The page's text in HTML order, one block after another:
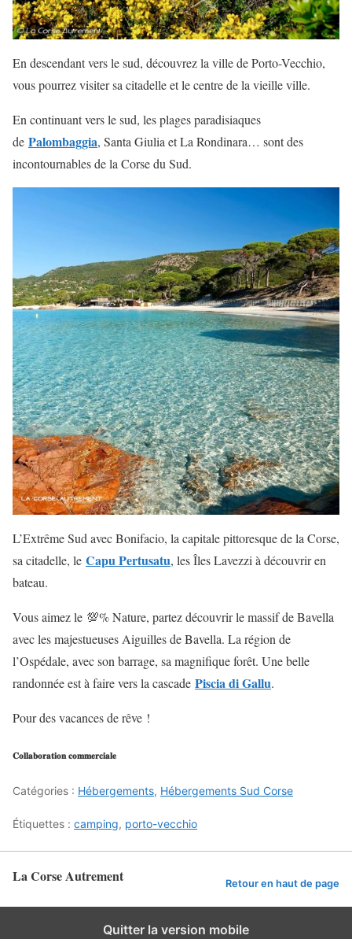
En descendant vers le sud, découvrez la ville de Porto-Vecchio,
vous pourrez visiter sa citadelle et le centre de la vieille ville.
En continuant vers le sud, les plages paradisiaques
de Palombaggia, Santa Giulia et La Rondinara… sont des
incontournables de la Corse du Sud.
L’Extrême Sud avec Bonifacio, la capitale pittoresque de la Corse,
sa citadelle, le Capu Pertusatu, les Îles Lavezzi à découvrir en
bateau.
Vous aimez le 💯% Nature, partez découvrir le massif de Bavella
avec les majestueuses Aiguilles de Bavella. La région de
l’Ospédale, avec son barrage, sa magnifique forêt. Une belle
randonnée est à faire vers la cascade Piscia di Gallu.
Pour des vacances de rêve !
𝐂𝐨𝐥𝐥𝐚𝐛𝐨𝐫𝐚𝐭𝐢𝐨𝐧 𝐜𝐨𝐦𝐦𝐞𝐫𝐜𝐢𝐚𝐥𝐞
Catégories : Hébergements, Hébergements Sud Corse
Étiquettes : camping, porto-vecchio
La Corse Autrement Retour en haut de page
Quitter la version mobile